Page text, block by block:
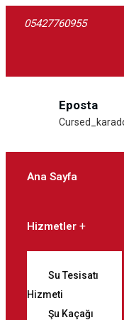
05427760955
Eposta
Ana Sayfa
Hizmetler
Su Tesisatı
Hizmeti
Şu Kaçağı